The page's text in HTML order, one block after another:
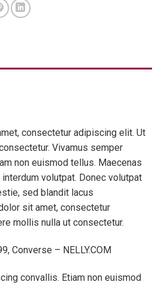
consectetur adipiscing elit. Ut
Vivamus semper
non euismod tellus. Maecenas
volutpat. Donec volutpat
sed blandit lacus
sit amet, consectetur
mollis nulla ut consectetur.
Converse – NELLY.COM
convallis. Etiam non euismod